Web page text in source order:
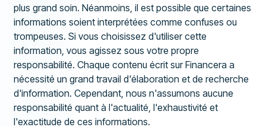
plus grand soin. Néanmoins, il est possible que certaines
informations soient interprétées comme confuses ou
trompeuses. Si vous choisissez d'utiliser cette
information, vous agissez sous votre propre
responsabilité. Chaque contenu écrit sur Financera a
nécessité un grand travail d'élaboration et de recherche
d'information. Cependant, nous n'assumons aucune
responsabilité quant à l'actualité, l'exhaustivité et
l'exactitude de ces informations.